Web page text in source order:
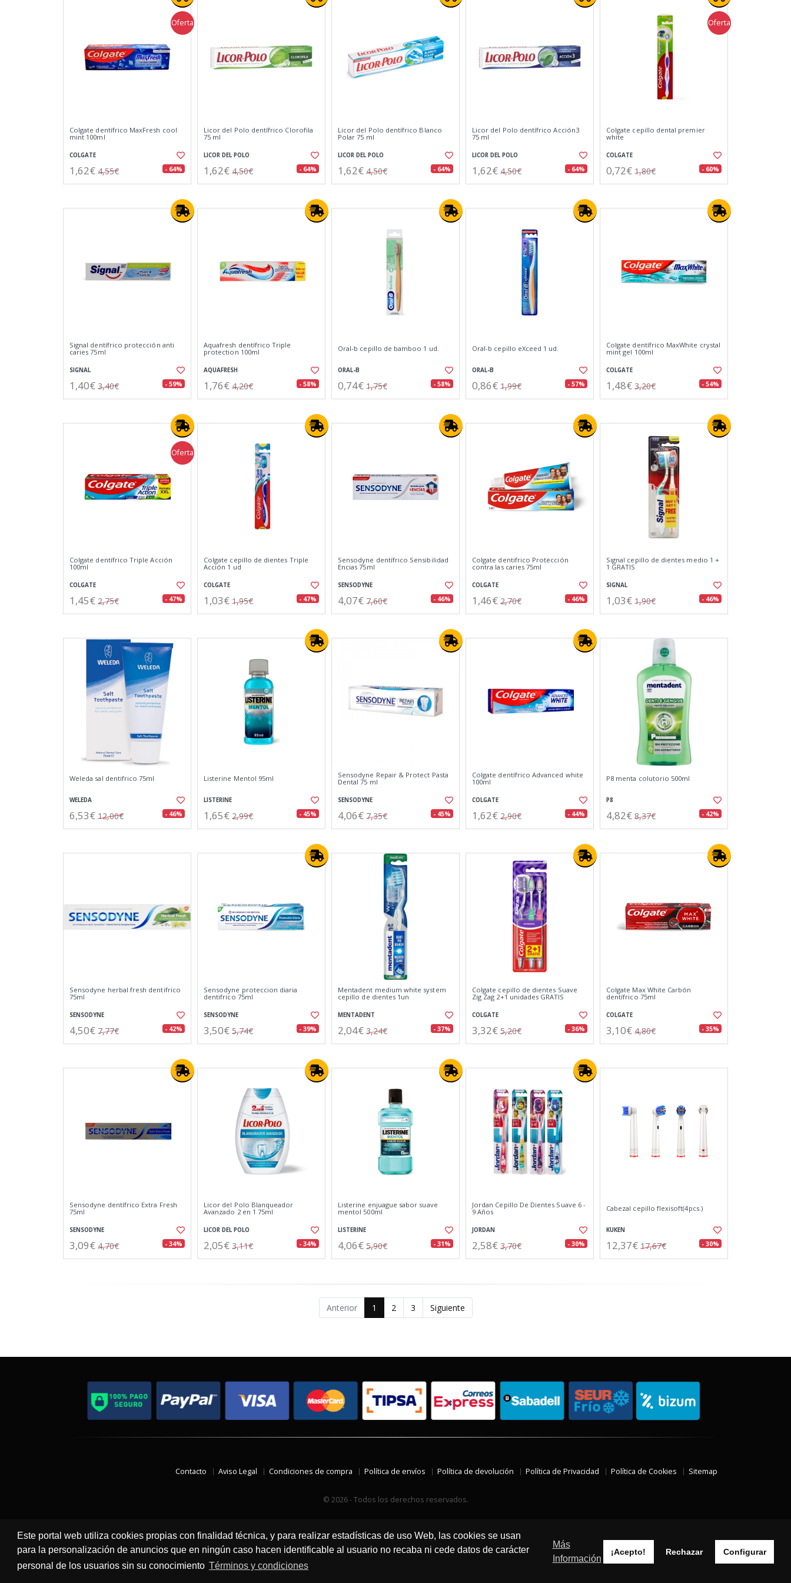
Este portal web utiliza cookies propias con finalidad técnica, y para realizar estadísticas de uso Web, las cookies se usan
para la personalización de anuncios que en ningún caso hacen identificable al usuario no recaba ni cede datos de carácter
personal de los usuarios sin su conocimiento Términos y condiciones
Más
Información
¡Acepto! Rechazar Configurar
Oferta
Colgate dentífrico MaxFresh cool
mint 100ml
COLGATE
1,62€ 4,55€ - 64%
Licor del Polo dentífrico Clorofila
75 ml
LICOR DEL POLO
1,62€ 4,50€ - 64%
Licor del Polo dentí­frico Blanco
Polar 75 ml
LICOR DEL POLO
1,62€ 4,50€ - 64%
Licor del Polo dentífrico Acción3
75 ml
LICOR DEL POLO
1,62€ 4,50€ - 64%
Oferta
Colgate cepillo dental premier
white
COLGATE
0,72€ 1,80€ - 60%
Signal dentífrico protección anti
caries 75ml
SIGNAL
1,40€ 3,40€ - 59%
Aquafresh dentífrico Triple
protection 100ml
AQUAFRESH
1,76€ 4,20€ - 58%
Oral-b cepillo de bamboo 1 ud.
ORAL-B
0,74€ 1,75€ - 58%
Oral-b cepillo eXceed 1 ud.
ORAL-B
0,86€ 1,99€ - 57%
Colgate dentífrico MaxWhite crystal
mint gel 100ml
COLGATE
1,48€ 3,20€ - 54%
Oferta
Colgate dentífrico Triple Acción
100ml
COLGATE
1,45€ 2,75€ - 47%
Colgate cepillo de dientes Triple
Acción 1 ud
COLGATE
1,03€ 1,95€ - 47%
Sensodyne dentífrico Sensibilidad
Encias 75ml
SENSODYNE
4,07€ 7,60€ - 46%
Colgate dentifrico Protección
contra las caries 75ml
COLGATE
1,46€ 2,70€ - 46%
Signal cepillo de dientes medio 1 +
1 GRATIS
SIGNAL
1,03€ 1,90€ - 46%
Weleda sal dentifrico 75ml
WELEDA
6,53€ 12,00€ - 46%
Listerine Mentol 95ml
LISTERINE
1,65€ 2,99€ - 45%
Sensodyne Repair & Protect Pasta
Dental 75 ml
SENSODYNE
4,06€ 7,35€ - 45%
Colgate dentífrico Advanced white
100ml
COLGATE
1,62€ 2,90€ - 44%
P8 menta colutorio 500ml
P8
4,82€ 8,37€ - 42%
Sensodyne herbal fresh dentifrico
75ml
SENSODYNE
4,50€ 7,77€ - 42%
Sensodyne proteccion diaria
dentifrico 75ml
SENSODYNE
3,50€ 5,74€ - 39%
Mentadent medium white system
cepillo de dientes 1un
MENTADENT
2,04€ 3,24€ - 37%
Colgate cepillo de dientes Suave
Zig Zag 2+1 unidades GRATIS
COLGATE
3,32€ 5,20€ - 36%
Colgate Max White Carbón
dentífrico 75ml
COLGATE
3,10€ 4,80€ - 35%
Sensodyne dentífrico Extra Fresh
75ml
SENSODYNE
3,09€ 4,70€ - 34%
Licor del Polo Blanqueador
Avanzado 2 en 1 75ml
LICOR DEL POLO
2,05€ 3,11€ - 34%
Listerine enjuague sabor suave
mentol 500ml
LISTERINE
4,06€ 5,90€ - 31%
Jordan Cepillo De Dientes Suave 6 -
9 Años
JORDAN
2,58€ 3,70€ - 30%
Cabezal cepillo flexisoft(4pcs.)
KUKEN
12,37€ 17,67€ - 30%
Anterior 1 2 3 Siguiente
Contacto Aviso Legal Condiciones de compra Política de envíos Política de devolución Política de Privacidad Política de Cookies Sitemap
© 2026 - Todos los derechos reservados.